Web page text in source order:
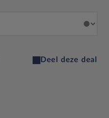
Deel deze deal